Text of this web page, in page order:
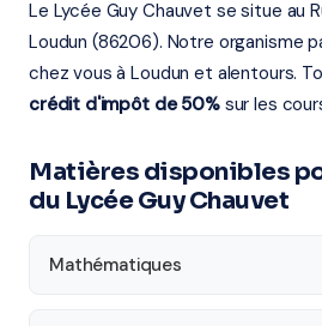
Le Lycée Guy Chauvet se situe au
Loudun (86206). Notre organisme
chez vous à Loudun et alentours.
crédit d'impôt de 50%sur les
Matières disponibles
du Lycée Guy Chauvet
Mathématiques